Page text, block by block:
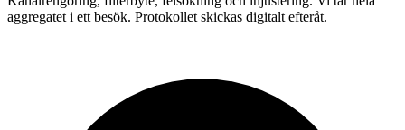
aggregatet i ett besök. Protokollet skickas digitalt efteråt.